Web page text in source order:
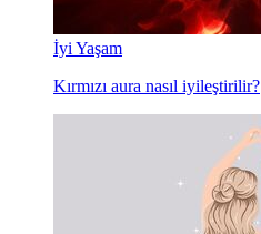
İyi Yaşam
Kırmızı aura nasıl iyileştirilir?